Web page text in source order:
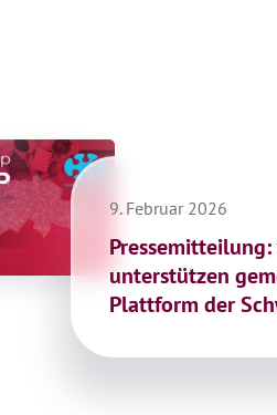
unterstützen
Plattform der
9. Februar 2026